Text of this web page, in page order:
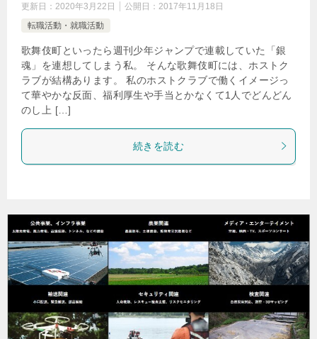
更新日： 2020年3月22日 公開日： 2017年11月18日
転職活動・就職活動
歌舞伎町といったら週刊少年ジャンプで連載していた「銀
魂」を連想してしまう私。 そんな歌舞伎町には、ホストク
ラブが結構あります。 私のホストクラブで働くイメージっ
て華やかな反面、福利厚生や手当とかなくて1人でどんどん
のし上 […]
続きを読む